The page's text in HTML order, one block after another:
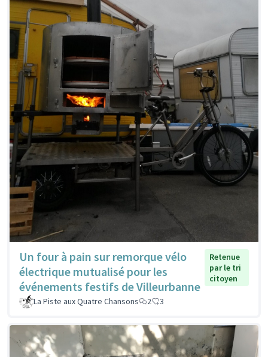
Un four à pain sur remorque vélo
électrique mutualisé pour les
événements festifs de Villeurbanne
Retenue
par le tri
citoyen
La Piste aux Quatre Chansons 2 3